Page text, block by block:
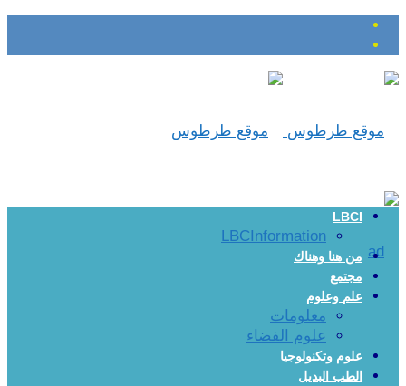
LBCI
LBCInformation
من هنا وهناك
مجتمع
علم وعلوم
معلومات
علوم الفضاء
علوم وتكنولوجيا
الطب البديل